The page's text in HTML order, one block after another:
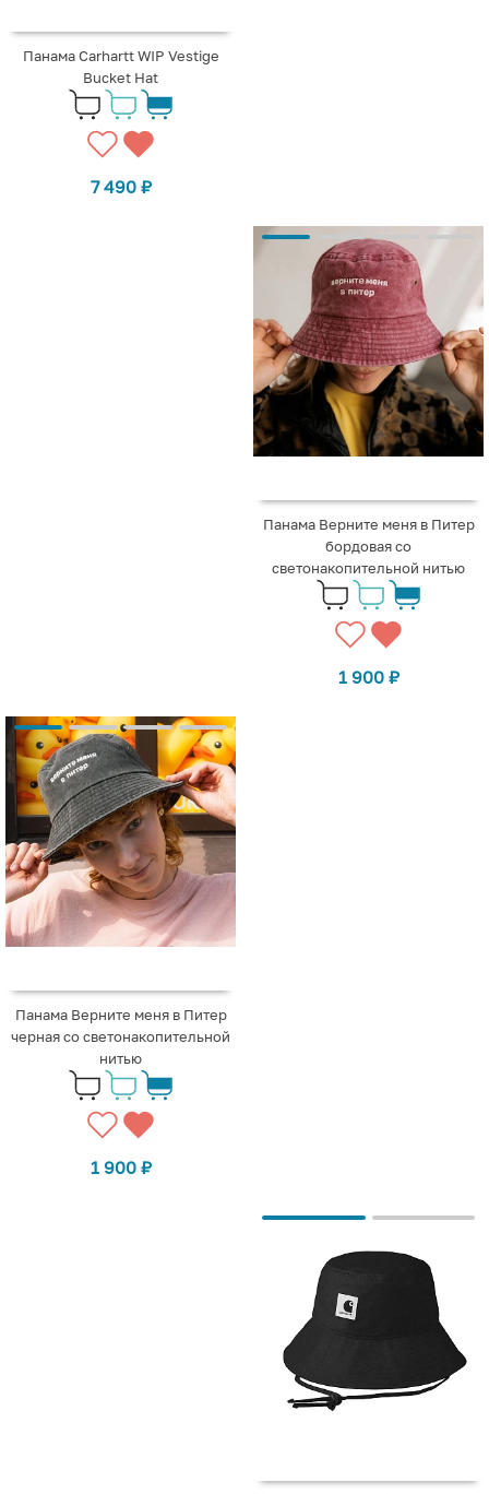
Панама Carhartt WIP Vestige
Bucket Hat
7 490 ₽
Панама Верните меня в Питер
бордовая со
светонакопительной нитью
1 900 ₽
Панама Верните меня в Питер
черная со светонакопительной
нитью
1 900 ₽